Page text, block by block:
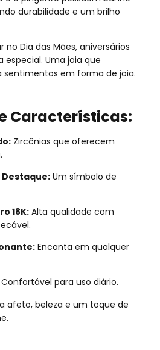
durabilidade e um brilho
no Dia das Mães, aniversários
Uma joia que
sentimentos em forma de joia.
Características:
Zircônias que oferecem
Destaque:Um símbolo de
18K: Alta qualidade com
Encanta em qualquer
Confortável para uso diário.
afeto, beleza e um toque de